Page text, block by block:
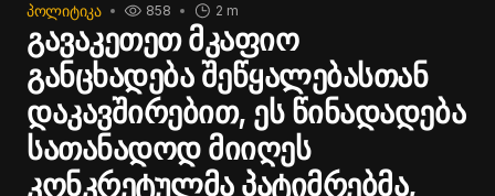
ᲞᲝᲚᲘᲢᲘᲙᲐ 2 m
858
გავაკეთეთ მკაფიო
განცხადება შეწყალებასთან
დაკავშირებით, ეს წინადადება
სათანადოდ მიიღეს
კონკრეტულმა პატიმრებმა,